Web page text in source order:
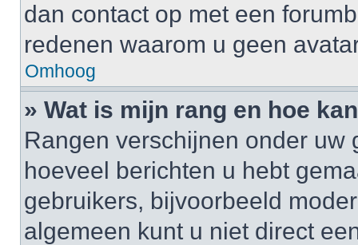
dan contact op met een
redenen waarom u geen
Omhoog
» Wat is mijn rang en hoe
Rangen verschijnen onder uw
hoeveel berichten u hebt
gebruikers, bijvoorbeeld
algemeen kunt u niet direct